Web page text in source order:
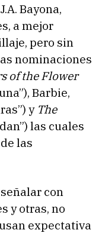
Bayona,
a mejor
pero sin
nominaciones
of the Flower
Barbie,
yThe
las cuales
las
con
y otras, no
expectativa